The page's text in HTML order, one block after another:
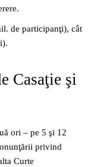
de participanţi), cât
Casaţie şi
ori – pe 5 şi 12
privind
Curte